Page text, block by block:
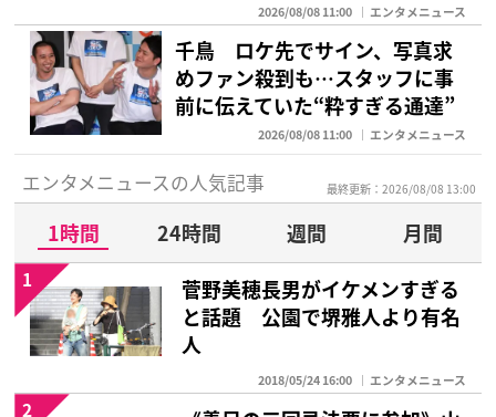
2026/08/08 11:00 エンタメニュース
千鳥 ロケ先でサイン、写真求
めファン殺到も…スタッフに事
前に伝えていた“粋すぎる通達”
2026/08/08 11:00 エンタメニュース
エンタメニュースの人気記事 最終更新：2026/08/08 13:00
1時間 24時間 週間
月間
菅野美穂長男がイケメンすぎる
と話題 公園で堺雅人より有名
人
2018/05/24 16:00 エンタメニュース
1
2